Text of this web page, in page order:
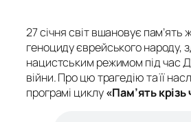
27 січня світ вшановує пам’ять
геноциду єврейського народу,
нацистським режимом під час
війни. Про цю трагедію та її
програмі циклу«Пам’ять крізь